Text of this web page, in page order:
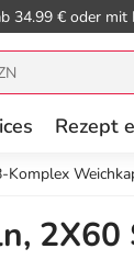
34.99 € oder mit
Rezept
Komplex
2X60